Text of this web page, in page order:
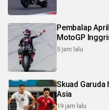
Pembalap
MotoGP
5 jam lalu
Skuad Garuda
Asia
19 jam lalu